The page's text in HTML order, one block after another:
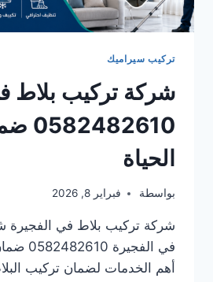
تركيب سيراميك
شركة تركيب بلاط
الحياة
بواسطة فبراير 8, 2026
شركة تركيب بلاط في الفجيرة
في
أهم الخدمات لضمان تركيب